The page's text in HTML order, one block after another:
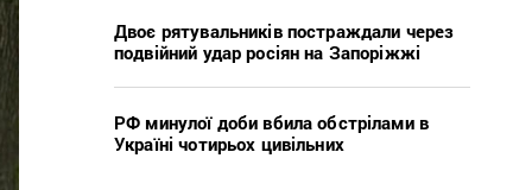
Двоє рятувальників постраждали через
подвійний удар росіян на Запоріжжі
РФ минулої доби вбила обстрілами в
Україні чотирьох цивільних